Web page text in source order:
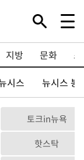
지방 문화
시스 뉴시스 봉
토크in뉴욕
핫스탁